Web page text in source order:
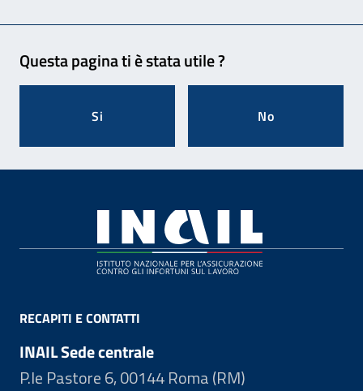
Questa pagina ti è stata utile ?
Si No
RECAPITI E CONTATTI
INAIL Sede centrale
P.le Pastore 6, 00144 Roma (RM)